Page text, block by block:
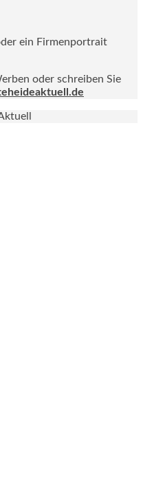
ein Firmenportrait
oder schreiben Sie